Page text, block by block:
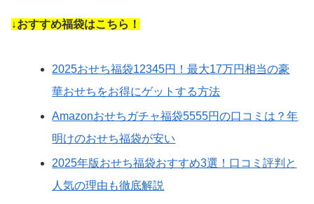
↓おすすめ福袋はこちら！
2025おせち福袋12345円！最大17万円相当の豪
華おせちをお得にゲットする方法
Amazonおせちガチャ福袋5555円の口コミは？年
明けのおせち福袋が安い
2025年版おせち福袋おすすめ3選！口コミ評判と
人気の理由も徹底解説